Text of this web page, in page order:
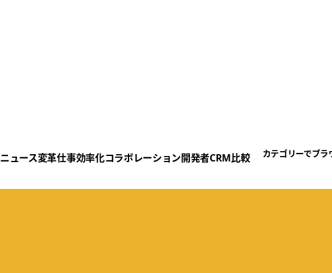
ニュース変革仕事効率化コラボレーション開発者CRM比較 カテゴリーでブラ